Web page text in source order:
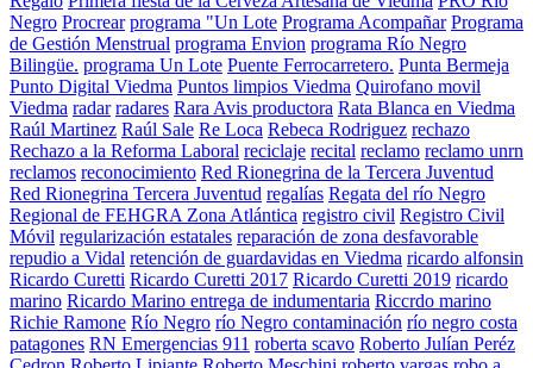
Negro Procrear programa "Un Lote Programa Acompañar Programa
de Gestión Menstrual programa Envion programa Río Negro
Bilingüe. programa Un Lote Puente Ferrocarretero. Punta Bermeja
Punto Digital Viedma Puntos limpios Viedma Quirofano movil
Viedma radar radares Rara Avis productora Rata Blanca en Viedma
Raúl Martinez Raúl Sale Re Loca Rebeca Rodriguez rechazo
Rechazo a la Reforma Laboral reciclaje recital reclamo reclamo unrn
reclamos reconocimiento Red Rionegrina de la Tercera Juventud
Red Rionegrina Tercera Juventud regalías Regata del río Negro
Regional de FEHGRA Zona Atlántica registro civil Registro Civil
Móvil regularización estatales reparación de zona desfavorable
repudio a Vidal retención de guardavidas en Viedma ricardo alfonsin
Ricardo Curetti Ricardo Curetti 2017 Ricardo Curetti 2019 ricardo
marino Ricardo Marino entrega de indumentaria Riccrdo marino
Richie Ramone Río Negro río Negro contaminación río negro costa
patagones RN Emergencias 911 roberta scavo Roberto Julían Peréz